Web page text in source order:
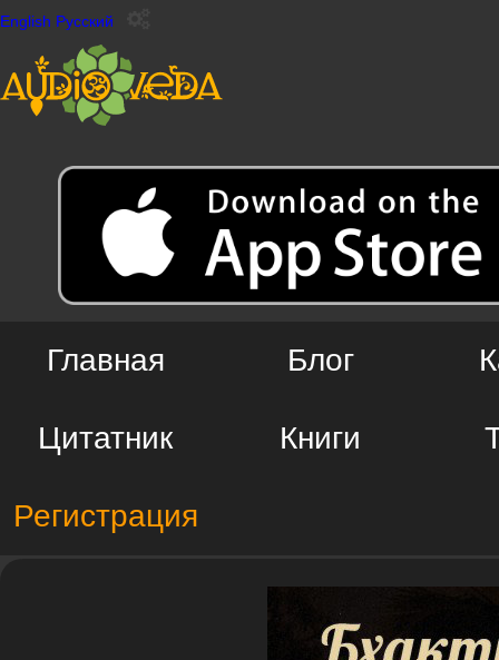
English Русский
Главная Блог
Цитатник Книги
Регистрация